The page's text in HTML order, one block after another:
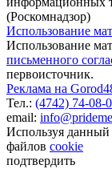
(Роскомнадзор)
Использование
Использование
письменного
первоисточник.
Реклама на
Тел.: (4742) 74-08-
email:
Используя данный
файлов cookie
подтвердить